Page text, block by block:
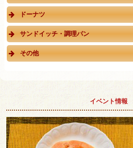
ドーナツ
サンドイッチ・調理パン
その他
イベント情報